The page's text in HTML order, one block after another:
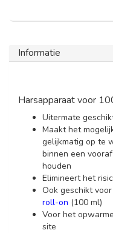
Informatie
Harsapparaat voor
Uitermate
Maakt het
gelijkmatig op te
binnen een
houden
Elimineert het
Ook geschikt
roll-on (100 ml)
Voor het
site